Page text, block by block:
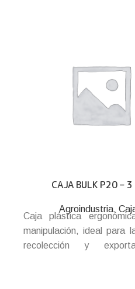
CAJA BULK P20 – 3
Agroindustria,
Caja plástica
manipulación, ideal para
recolección y